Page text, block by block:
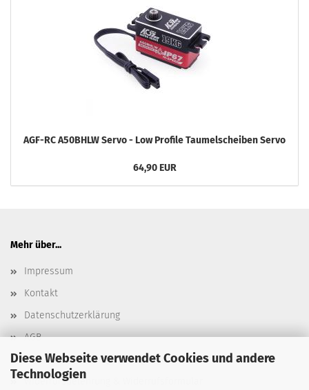
Diese Webseite verwendet Cookies und andere
Technologien
AGF-RC A50BHLW Servo - Low Profile Taumelscheiben Servo
64,90 EUR
Mehr über...
Impressum
Kontakt
Datenschutzerklärung
AGB
Versand- & Zahlungsbedingungen, Versandkosten
Widerrufsbelehrung & Widerrufsformular